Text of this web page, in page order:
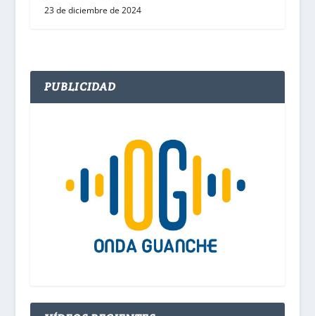
23 de diciembre de 2024
PUBLICIDAD